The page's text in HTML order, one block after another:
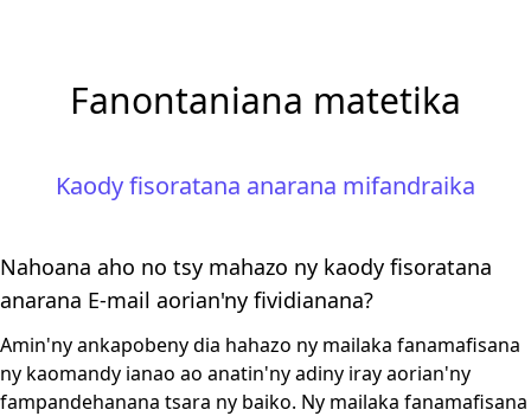
Fanontaniana matetika
Kaody fisoratana anarana mifandraika
Nahoana aho no tsy mahazo ny kaody fisoratana
anarana E-mail aorian'ny fividianana?
Amin'ny ankapobeny dia hahazo ny mailaka fanamafisana
ny kaomandy ianao ao anatin'ny adiny iray aorian'ny
fampandehanana tsara ny baiko. Ny mailaka fanamafisana